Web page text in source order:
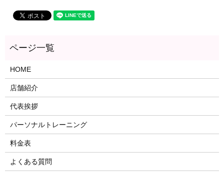
HOME
店舗紹介
代表挨拶
パーソナルトレーニング
料金表
よくある質問